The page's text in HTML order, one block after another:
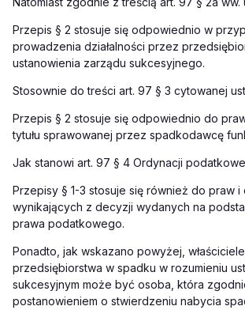
Przepis § 2 stosuje się odpowiednio w
prowadzenia działalności przez
ustanowienia zarządu sukcesyjnego.
Stosownie do treści art. 97 § 3 cytowanej
Przepis § 2 stosuje się odpowiednio do
tytułu sprawowanej przez spadkodawcę
Jak stanowi art. 97 § 4 Ordynacji
Przepisy § 1-3 stosuje się również do praw
wynikających z decyzji wydanych na
prawa podatkowego.
Ponadto, jak wskazano powyżej,
przedsiębiorstwa w spadku w rozumieniu
sukcesyjnym może być osoba, która
postanowieniem o stwierdzeniu nabycia